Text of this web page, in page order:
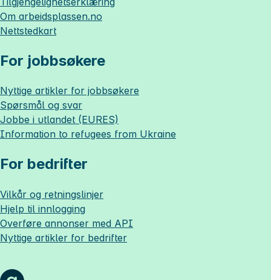
Om arbeidsplassen.no
Nettstedkart
For jobbsøkere
Nyttige artikler for jobbsøkere
Spørsmål og svar
Jobbe i utlandet (EURES)
Information to refugees from Ukraine
For bedrifter
Vilkår og retningslinjer
Hjelp til innlogging
Overføre annonser med API
Nyttige artikler for bedrifter